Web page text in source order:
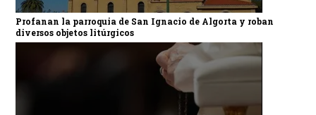
Profanan la parroquia de San Ignacio de Algorta y roban
diversos objetos litúrgicos